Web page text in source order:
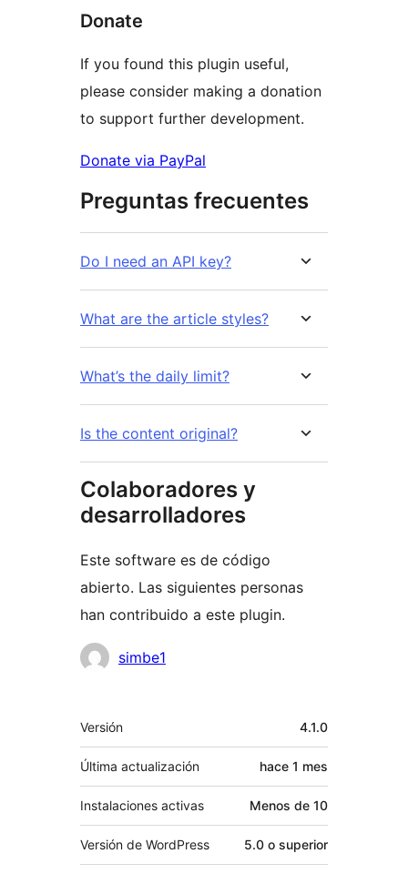
Donate
If you found this plugin useful,
please consider making a donation
to support further development.
Donate via PayPal
Preguntas frecuentes
Do I need an API key?
What are the article styles?
What’s the daily limit?
Is the content original?
Colaboradores y
desarrolladores
Este software es de código
abierto. Las siguientes personas
han contribuido a este plugin.
Colaboradores
simbe1
Meta
Versión 4.1.0
Última actualización hace 1 mes
Instalaciones activas Menos de 10
Versión de WordPress 5.0 o superior